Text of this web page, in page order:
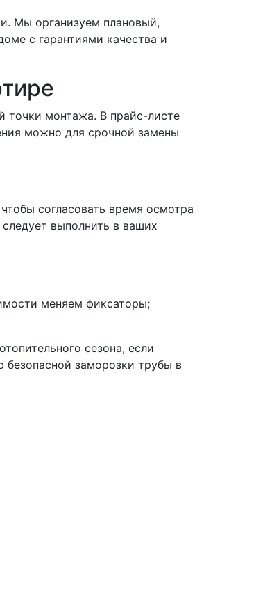
Мы организуем плановый,
с гарантиями качества и
точки монтажа. В прайс-листе
можно для срочной замены
согласовать время осмотра
выполнить в ваших
меняем фиксаторы;
сезона, если
заморозки трубы в